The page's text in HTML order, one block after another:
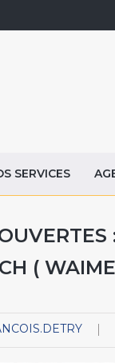
SERVICES
(